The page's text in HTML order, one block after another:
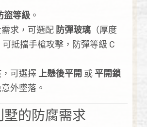
盜等級 。
求，可選配 防彈玻璃 （厚度
抵擋手槍攻擊，防彈等級 C
可選擇 上懸後平開 或 平開鎖
意外墜落。
墅的防腐需求